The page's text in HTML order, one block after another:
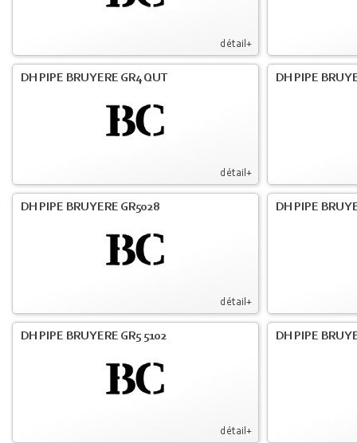
détail+
détail+
DH PIPE BRUYERE GR4 QUT DH PIPE
détail+
DH PIPE BRUYERE GR5028 DH PIPE
détail+
DH PIPE BRUYERE GR5 5102 DH PIPE